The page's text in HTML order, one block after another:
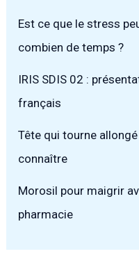
Est ce que le stress
combien de temps ?
IRIS SDIS 02 :
français
Tête qui tourne
connaître
Morosil pour maigrir
pharmacie